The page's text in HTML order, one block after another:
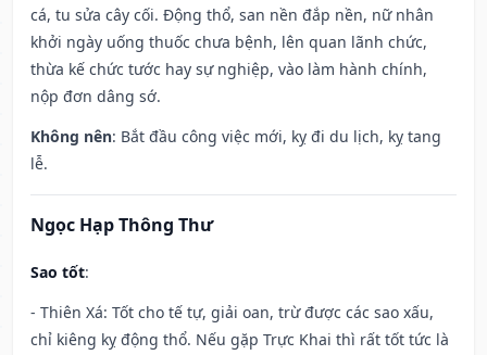
cá, tu sửa cây cối. Động thổ, san nền đắp nền, nữ nhân
khởi ngày uống thuốc chưa bệnh, lên quan lãnh chức,
thừa kế chức tước hay sự nghiệp, vào làm hành chính,
nộp đơn dâng sớ.
Không nên: Bắt đầu công việc mới, kỵ đi du lịch, kỵ tang
lễ.
Ngọc Hạp Thông Thư
Sao tốt:
- Thiên Xá: Tốt cho tế tự, giải oan, trừ được các sao xấu,
chỉ kiêng kỵ động thổ. Nếu gặp Trực Khai thì rất tốt tức là